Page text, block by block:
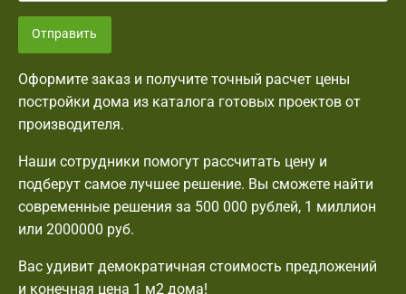
Отправить
Оформите заказ и получите точный расчет цены
постройки дома из каталога готовых проектов от
производителя.
Наши сотрудники помогут рассчитать цену и
подберут самое лучшее решение. Вы сможете найти
современные решения за 500 000 рублей, 1 миллион
или 2000000 руб.
Вас удивит демократичная стоимость предложений
и конечная цена 1 м2 дома!